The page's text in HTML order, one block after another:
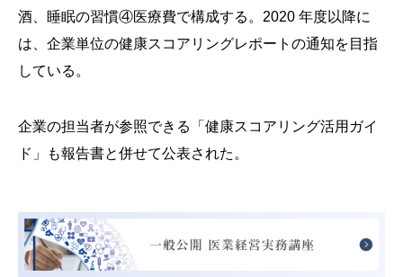
酒、睡眠の習慣④医療費で構成する。2020 年度以降に
は、企業単位の健康スコアリングレポートの通知を目指
している。
企業の担当者が参照できる「健康スコアリング活用ガイ
ド」も報告書と併せて公表された。